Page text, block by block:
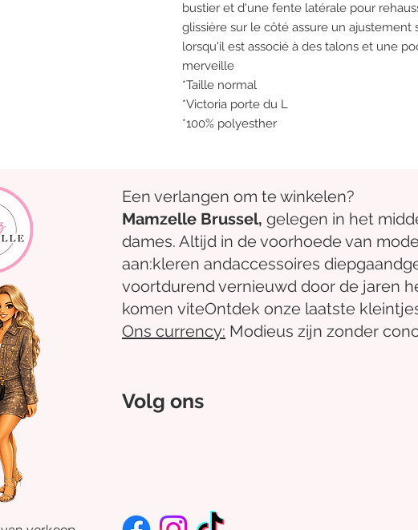
bustier et d'une fente latérale pour
glissière sur le côté assure un ajustement
lorsqu'il est associé à des talons et une
merveille
*Taille normal
*Victoria porte du L
*100% polyesther
Een verlangen om te winkelen?
Mamzelle Brussel, gelegen in het
dames. Altijd in de voorhoede van
aan:kleren andaccessoires diepgaand
voortdurend vernieuwd door de jaren
komen viteOntdek onze laatste
Ons currency: Modieus zijn zonder
Volg ons